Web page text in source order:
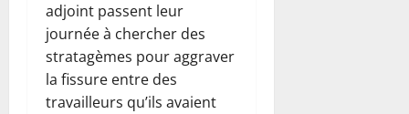
adjoint passent leur
journée à chercher des
stratagèmes pour aggraver
la fissure entre des
travailleurs qu’ils avaient